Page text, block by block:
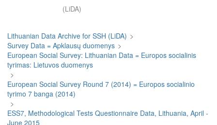
(LiDA)
Lithuanian Data Archive for SSH (LiDA) >
Survey Data = Apklausų duomenys >
European Social Survey: Lithuanian Data = Europos socialinis
tyrimas: Lietuvos duomenys
>
European Social Survey Round 7 (2014) = Europos socialinio
tyrimo 7 banga (2014)
>
ESS7, Methodological Tests Questionnaire Data, Lithuania, April -
June 2015